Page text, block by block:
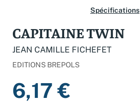
Spécifications
CAPITAINE TWIN
JEAN CAMILLE FICHEFET
EDITIONS BREPOLS
6,17 €